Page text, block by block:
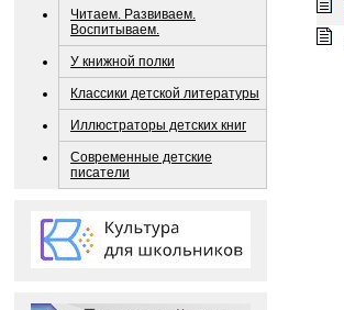
Читаем. Развиваем.
Воспитываем.
У книжной полки
Классики детской литературы
Иллюстраторы детских книг
Современные детские
писатели